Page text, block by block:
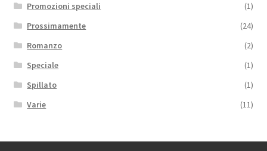
Promozioni speciali
(1)
Prossimamente
(24)
Romanzo
(2)
Speciale
(1)
Spillato
(1)
Varie
(11)